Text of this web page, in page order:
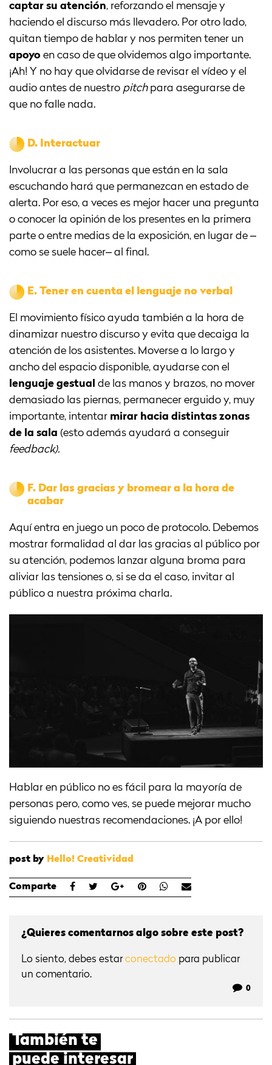
captar su atención, reforzando el mensaje y
haciendo el discurso más llevadero. Por otro lado,
quitan tiempo de hablar y nos permiten tener un
apoyo en caso de que olvidemos algo importante.
¡Ah! Y no hay que olvidarse de revisar el vídeo y el
audio antes de nuestro pitchpara asegurarse de
que no falle nada.
D. Interactuar
Involucrar a las personas que están en la sala
escuchando hará que permanezcan en estado de
alerta. Por eso, a veces es mejor hacer una pregunta
o conocer la opinión de los presentes en la primera
parte o entre medias de la exposición, en lugar de –
como se suele hacer– al final.
E. Tener en cuenta el lenguaje no verbal
El movimiento físico ayuda también a la hora de
dinamizar nuestro discurso y evita que decaiga la
atención de los asistentes. Moverse a lo largo y
ancho del espacio disponible, ayudarse con el
lenguaje gestual de las manos y brazos, no mover
demasiado las piernas, permanecer erguido y, muy
importante, intentar mirar hacia distintas zonas
de la sala (esto además ayudará a conseguir
feedback).
F. Dar las gracias y bromear a la hora de
acabar
Aquí entra en juego un poco de protocolo. Debemos
mostrar formalidad al dar las gracias al público por
su atención, podemos lanzar alguna broma para
aliviar las tensiones o, si se da el caso, invitar al
público a nuestra próxima charla.
Hablar en público no es fácil para la mayoría de
personas pero, como ves, se puede mejorar mucho
siguiendo nuestras recomendaciones. ¡A por ello!
post by Hello! Creatividad
Comparte
¿Quieres comentarnos algo sobre este post?
Lo siento, debes estarconectado para publicar
un comentario.
0
También te
puede interesar